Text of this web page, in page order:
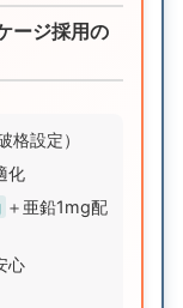
ージ採用の
格設定）
化
＋亜鉛1mg配
心